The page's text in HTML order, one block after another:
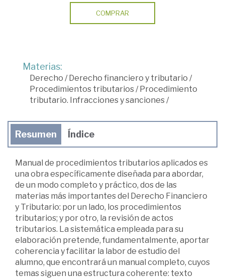
COMPRAR
Materias:
Derecho /Derecho financiero y tributario /
Procedimientos tributarios/Procedimiento
tributario. Infracciones y sanciones/
Resumen Índice
Manual de procedimientos tributarios aplicados es
una obra específicamente diseñada para abordar,
de un modo completo y práctico, dos de las
materias más importantes del Derecho Financiero
y Tributario: por un lado, los procedimientos
tributarios; y por otro, la revisión de actos
tributarios. La sistemática empleada para su
elaboración pretende, fundamentalmente, aportar
coherencia y facilitar la labor de estudio del
alumno, que encontrará un manual completo, cuyos
temas siguen una estructura coherente: texto